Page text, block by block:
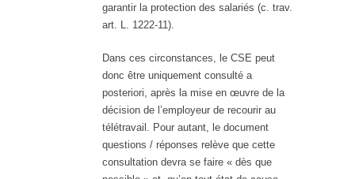
garantir la protection des salariés (c. trav.
art. L. 1222-11).
Dans ces circonstances, le CSE peut
donc être uniquement consulté a
posteriori, après la mise en œuvre de la
décision de l’employeur de recourir au
télétravail. Pour autant, le document
questions / réponses relève que cette
consultation devra se faire « dès que